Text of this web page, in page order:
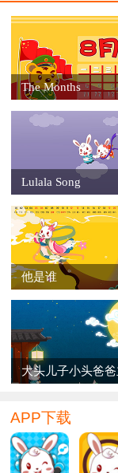
跟着可爱的动画
The Months
Lulala Song
他是谁
大头儿子小头爸爸
APP下载